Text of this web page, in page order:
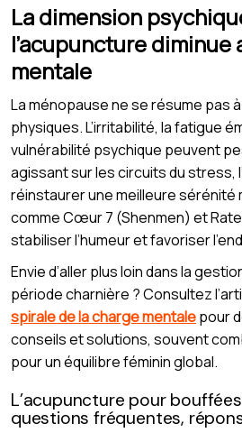
La dimension
l’acupuncture diminue
mentale
La ménopause ne se résume pas
physiques. L’irritabilité, la fatigue
vulnérabilité psychique peuvent
agissant sur les circuits du stress,
réinstaurer une meilleure sérénité
comme Cœur 7 (Shenmen) et
stabiliser l’humeur et favoriser
Envie d’aller plus loin dans la
période charnière ? Consultez
spirale de la charge mentalepour
conseils et solutions, souvent
pour un équilibre féminin global.
L’acupuncture pour
questions fréquentes,